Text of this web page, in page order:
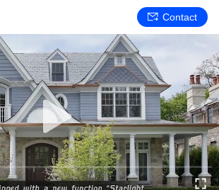
Contact